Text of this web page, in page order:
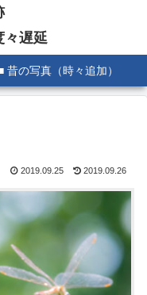
々遅延
昔の写真（時々追加）
2019.09.25 2019.09.26